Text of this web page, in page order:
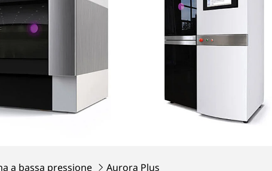
a bassa pressione Aurora Plus